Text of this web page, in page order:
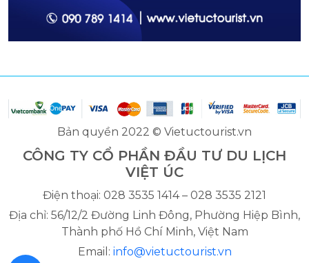
Bản quyền 2022 © Vietuctourist.vn
CÔNG TY CỔ PHẦN ĐẦU TƯ DU LỊCH
VIỆT ÚC
Điện thoại: 028 3535 1414 – 028 3535 2121
Địa chỉ: 56/12/2 Đường Linh Đông, Phường Hiệp Bình,
Thành phố Hồ Chí Minh, Việt Nam
Email: info@vietuctourist.vn